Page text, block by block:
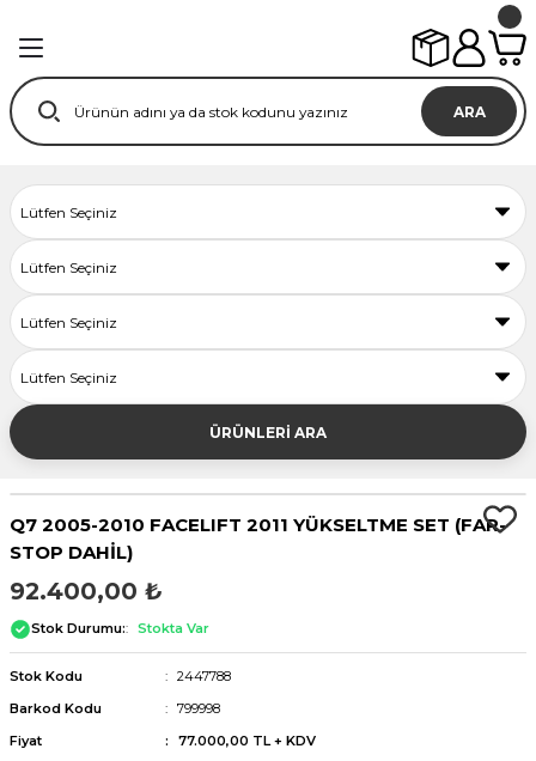
ARA
ÜRÜNLERİ ARA
Q7 2005-2010 FACELIFT 2011 YÜKSELTME SET (FAR-
STOP DAHİL)
92.400,00 ₺
Stok Durumu: Stokta Var
Stok Kodu
2447788
Barkod Kodu
799998
Fiyat
77.000,00 TL + KDV